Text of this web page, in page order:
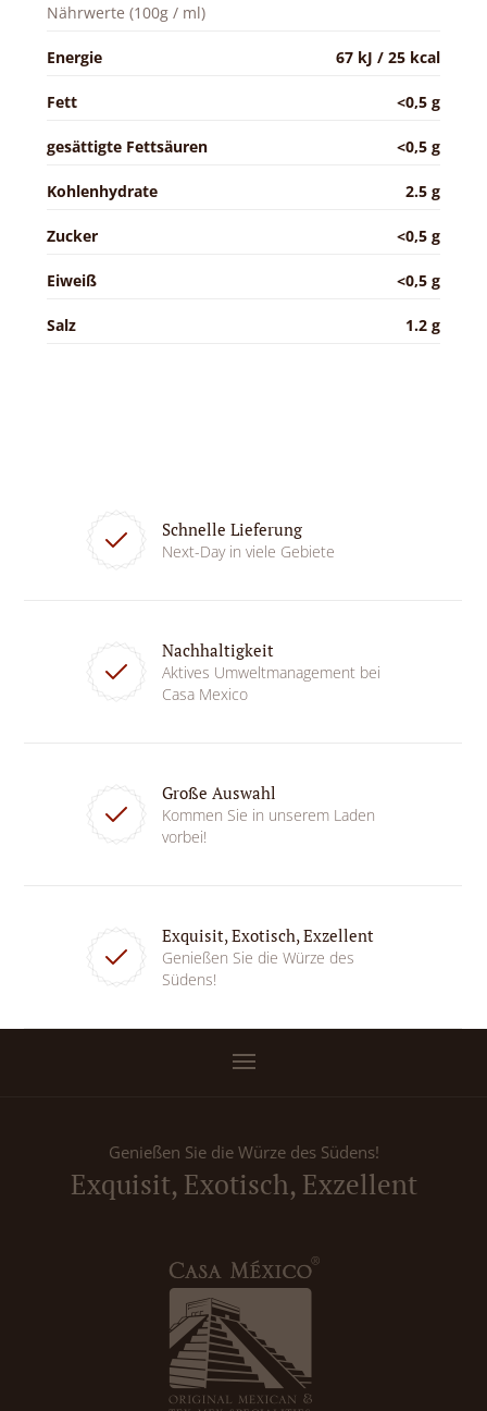
Nährwerte (100g / ml)
Energie 67 kJ / 25 kcal
Fett <0,5 g
gesättigte Fettsäuren <0,5 g
Kohlenhydrate 2.5 g
Zucker <0,5 g
Eiweiß <0,5 g
Salz 1.2 g
Schnelle Lieferung
Next-Day in viele Gebiete
Nachhaltigkeit
Aktives Umweltmanagement bei
Casa Mexico
Große Auswahl
Kommen Sie in unserem Laden
vorbei!
Exquisit, Exotisch, Exzellent
Genießen Sie die Würze des
Südens!
Genießen Sie die Würze des Südens!
Exquisit, Exotisch, Exzellent